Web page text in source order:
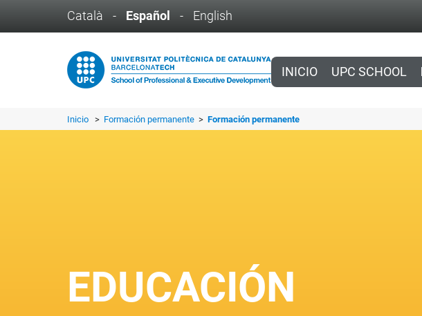
Català - Español - English
INICIO UPC SCHOOL
Inicio > Formación permanente > Formación permanente
EDUCACIÓN